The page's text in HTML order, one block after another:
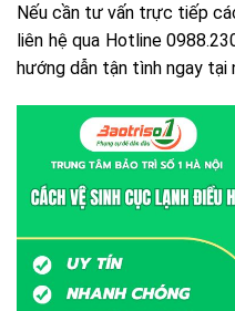
Nếu cần tư vấn trực tiếp
liên hệ qua Hotline
hướng dẫn tận tình ngay tại